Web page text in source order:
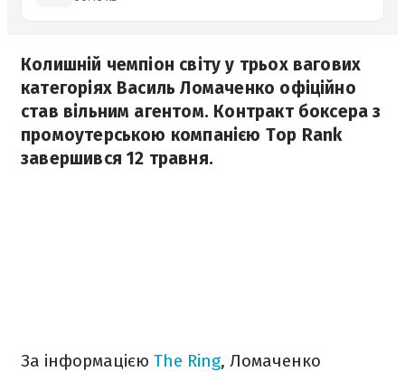
Колишній чемпіон світу у трьох вагових
категоріях Василь Ломаченко офіційно
став вільним агентом. Контракт боксера з
промоутерською компанією Top Rank
завершився 12 травня.
За інформацією The Ring, Ломаченко